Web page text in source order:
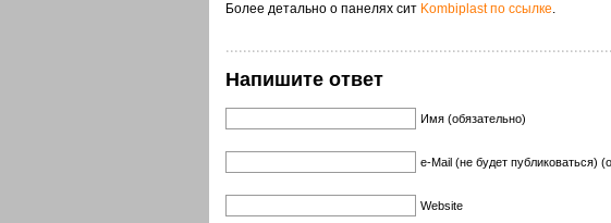
Более детально о панелях сит Kombiplast по ссылке.
Напишите ответ
Имя (обязательно)
e-Mail (не будет публиковаться)
Website